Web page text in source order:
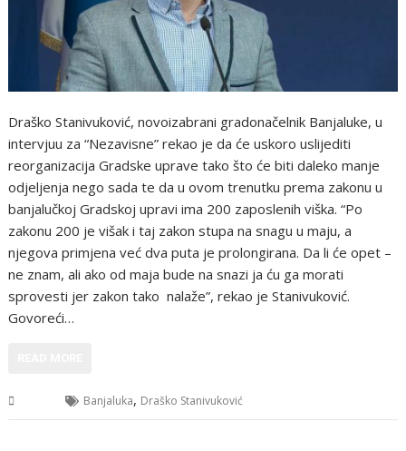
Draško Stanivuković, novoizabrani gradonačelnik Banjaluke, u
intervjuu za “Nezavisne” rekao je da će uskoro uslijediti
reorganizacija Gradske uprave tako što će biti daleko manje
odjeljenja nego sada te da u ovom trenutku prema zakonu u
banjalučkoj Gradskoj upravi ima 200 zaposlenih viška. “Po
zakonu 200 je višak i taj zakon stupa na snagu u maju, a
njegova primjena već dva puta je prolongirana. Da li će opet –
ne znam, ali ako od maja bude na snazi ja ću ga morati
sprovesti jer zakon tako nalaže”, rekao je Stanivuković.
Govoreći…
Banjaluka, Draško Stanivuković